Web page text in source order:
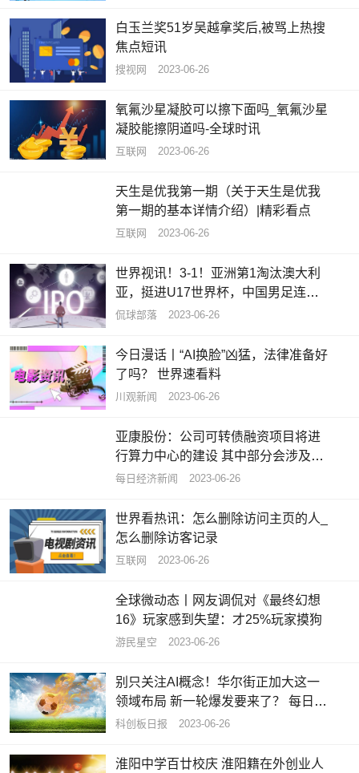
白玉兰奖51岁吴越拿奖后,被骂上热搜
焦点短讯
搜视网 2023-06-26
氧氟沙星凝胶可以擦下面吗_氧氟沙星
凝胶能擦阴道吗-全球时讯
互联网 2023-06-26
天生是优我第一期（关于天生是优我
第一期的基本详情介绍）|精彩看点
互联网 2023-06-26
世界视讯！3-1！亚洲第1淘汰澳大利
亚，挺进U17世界杯，中国男足连续8
届缺席
侃球部落 2023-06-26
今日漫话丨“AI换脸”凶猛，法律准备好
了吗？ 世界速看料
川观新闻 2023-06-26
亚康股份：公司可转债融资项目将进
行算力中心的建设 其中部分会涉及租
售算力
每日经济新闻 2023-06-26
世界看热讯：怎么删除访问主页的人_
怎么删除访客记录
互联网 2023-06-26
全球微动态丨网友调侃对《最终幻想
16》玩家感到失望：才25%玩家摸狗
游民星空 2023-06-26
别只关注AI概念！华尔街正加大这一
领域布局 新一轮爆发要来了？ 每日热
点
科创板日报 2023-06-26
淮阳中学百廿校庆 淮阳籍在外创业人